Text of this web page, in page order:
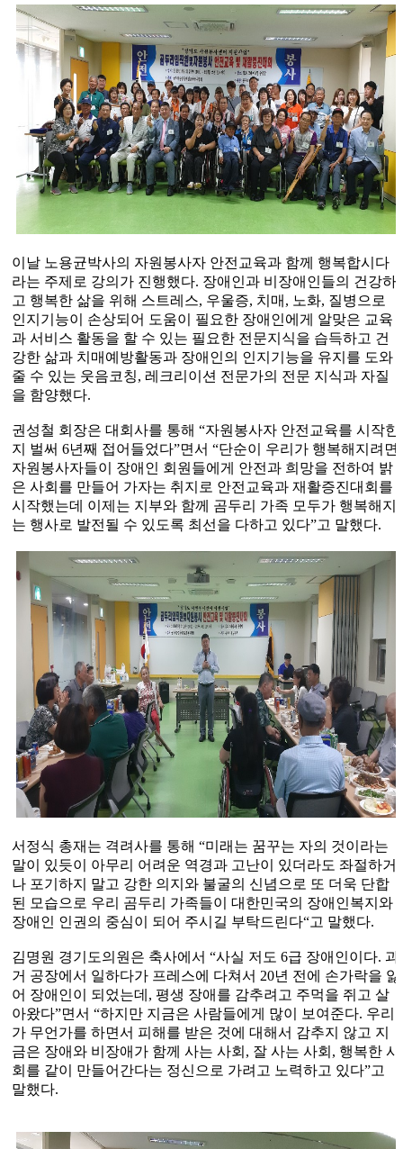
이날 노용균박사의 자원봉사자 안전교육과 함께 행복합시다
라는 주제로 강의가 진행했다. 장애인과 비장애인들의 건강하
고 행복한 삶을 위해 스트레스, 우울증, 치매 , 노화, 질병으로
인지기능이 손상되어 도움이 필요한 장애인에게 알맞은 교육
과 서비스 활동을 할 수 있는 필요한 전문지식을 습득하고 건
강한 삶과 치매예방활동과 장애인의 인지기능을 유지를 도와
줄 수 있는 웃음코칭, 레크리이션 전문가의 전문 지식과 자질
을 함양했다.
권성철 회장은 대회사를 통해 “자원봉사자 안전교육를 시작한
지 벌써 6년째 접어들었다”면서 “단순이 우리가 행복해지려면
자원봉사자들이 장애인 회원들에게 안전과 희망을 전하여 밝
은 사회를 만들어 가자는 취지로 안전교육과 재활증진대회를
시작했는데 이제는 지부와 함께 곰두리 가족 모두가 행복해지
는 행사로 발전될 수 있도록 최선을 다하고 있다”고 말했다.
서정식 총재는 격려사를 통해 “미래는 꿈꾸는 자의 것이라는
말이 있듯이 아무리 어려운 역경과 고난이 있더라도 좌절하거
나 포기하지 말고 강한 의지와 불굴의 신념으로 또 더욱 단합
된 모습으로 우리 곰두리 가족들이 대한민국의 장애인복지와
장애인 인권의 중심이 되어 주시길 부탁드린다“고 말했다.
김명원 경기도의원은 축사에서 “사실 저도 6급 장애인이다. 과
거 공장에서 일하다가 프레스에 다쳐서 20년 전에 손가락을 잃
어 장애인이 되었는데 , 평생 장애를 감추려고 주먹을 쥐고 살
아왔다”면서 “하지만 지금은 사람들에게 많이 보여준다. 우리
가 무언가를 하면서 피해를 받은 것에 대해서 감추지 않고 지
금은 장애와 비장애가 함께 사는 사회 , 잘 사는 사회 , 행복한 사
회를 같이 만들어간다는 정신으로 가려고 노력하고 있다”고
말했다.